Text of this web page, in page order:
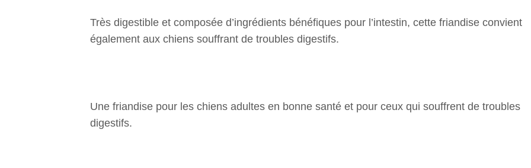
Très digestible et composée d’ingrédients bénéfiques pour l’intestin, cette friandise convient
également aux chiens souffrant de troubles digestifs.
Une friandise pour les chiens adultes en bonne santé et pour ceux qui souffrent de troubles
digestifs.